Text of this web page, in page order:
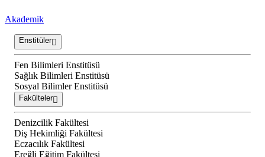
Akademik
Enstitüler
Fen Bilimleri Enstitüsü
Sağlık Bilimleri Enstitüsü
Sosyal Bilimler Enstitüsü
Fakülteler
Denizcilik Fakültesi
Diş Hekimliği Fakültesi
Eczacılık Fakültesi
Ereğli Eğitim Fakültesi